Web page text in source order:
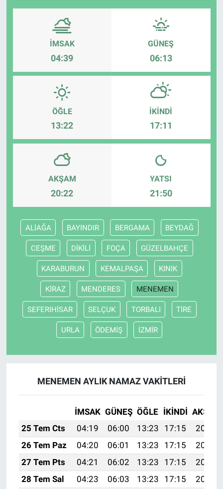
İMSAK
04:39
GÜNEŞ
06:13
ÖĞLE
13:22
İKINDI
17:11
AKŞAM
20:22
YATSI
21:50
ALİAĞA BAYINDIR BERGAMA BEYDAĞ
CEŞME DİKİLİ FOÇA GÜZELBAHÇE
KARABURUN KEMALPAŞA KINIK
KİRAZ MENDERES MENEMEN
SEFERIHİSAR SELÇUK TORBALI TİRE
URLA ÖDEMİŞ İZMİR
MENEMEN AYLIK NAMAZ VAKITLERI
İMSAK GÜNEŞ ÖĞLE İKINDI AKŞAM
25 Tem Cts
04:19 06:00 13:23 17:15
20:36
26 Tem Paz
04:20 06:01 13:23 17:15
20:36
27 Tem Pts
04:21 06:02 13:23 17:15
20:35
28 Tem Sal
04:23 06:03 13:23 17:15
20:34